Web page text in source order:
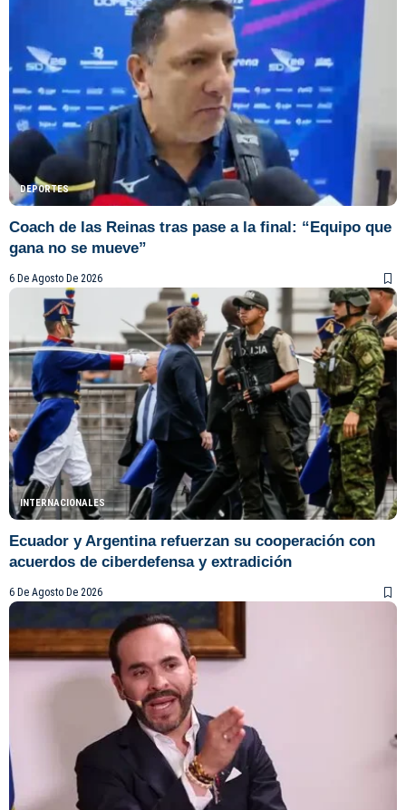
DEPORTES
Coach de las Reinas tras pase a la final: “Equipo que
gana no se mueve”
6 De Agosto De 2026
INTERNACIONALES
Ecuador y Argentina refuerzan su cooperación con
acuerdos de ciberdefensa y extradición
6 De Agosto De 2026